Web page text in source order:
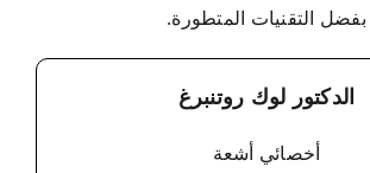
بفضل التقنيات المتطورة.
الدكتور لوك روتنبرغ
أخصائي أشعة